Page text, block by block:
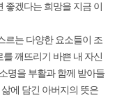
좋겠다는 희망을 지금 이
르는 다양한 요소들이 조
깨뜨리기 바쁜 내 자신
명을 부활과 함께 받아들
에 담긴 아버지의 뜻은